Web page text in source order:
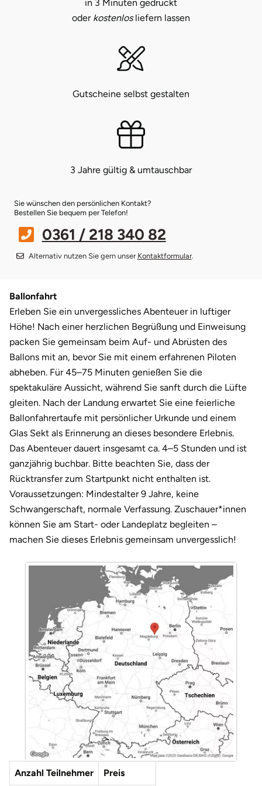
in 3 Minuten gedruckt
oder kostenlosliefern lassen
Gutscheine selbst gestalten
3 Jahre gültig & umtauschbar
Sie wünschen den persönlichen Kontakt?
Bestellen Sie bequem per Telefon!
0361 / 218 340 82
Alternativ nutzen Sie gern unser Kontaktformular.
Ballonfahrt
Erleben Sie ein unvergessliches Abenteuer in luftiger
Höhe! Nach einer herzlichen Begrüßung und Einweisung
packen Sie gemeinsam beim Auf- und Abrüsten des
Ballons mit an, bevor Sie mit einem erfahrenen Piloten
abheben. Für 45–75 Minuten genießen Sie die
spektakuläre Aussicht, während Sie sanft durch die Lüfte
gleiten. Nach der Landung erwartet Sie eine feierliche
Ballonfahrertaufe mit persönlicher Urkunde und einem
Glas Sekt als Erinnerung an dieses besondere Erlebnis.
Das Abenteuer dauert insgesamt ca. 4–5 Stunden und ist
ganzjährig buchbar. Bitte beachten Sie, dass der
Rücktransfer zum Startpunkt nicht enthalten ist.
Voraussetzungen: Mindestalter 9 Jahre, keine
Schwangerschaft, normale Verfassung. Zuschauer*innen
können Sie am Start- oder Landeplatz begleiten –
machen Sie dieses Erlebnis gemeinsam unvergesslich!
Anzahl Teilnehmer Preis
Strausberg (Berlin/Brandenburg)
Sömmerda
sächsische Schweiz
Witterda